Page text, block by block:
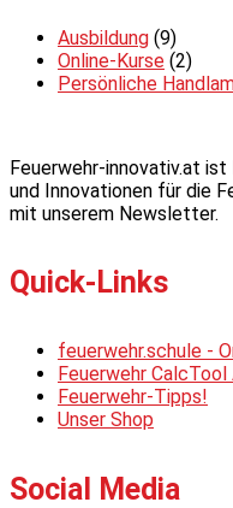
Ausbildung (9)
Online-Kurse (2)
Persönliche
Feuerwehr-innovativ.at
und Innovationen für die
mit unserem Newsletter.
Quick-Links
feuerwehr.schule -
Feuerwehr CalcTool
Feuerwehr-Tipps!
Unser Shop
Social Media